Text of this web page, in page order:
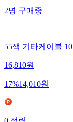
2명구매중
55잭 기타케이블
16,810원
17%14,010원